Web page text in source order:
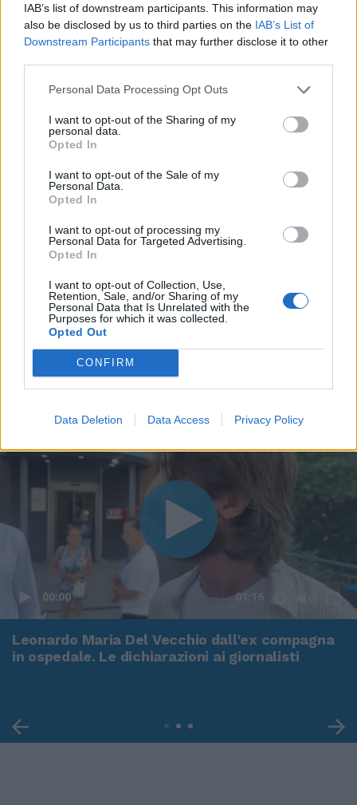
IAB’s list of downstream participants. This information may
also be disclosed by us to third parties on the IAB’s List of
Downstream Participants that may further disclose it to other
Personal Data Processing Opt Outs
I want to opt-out of the Sharing of my
personal data.
Opted In
I want to opt-out of the Sale of my
Personal Data.
Opted In
I want to opt-out of processing my
Personal Data for Targeted Advertising.
Opted In
I want to opt-out of Collection, Use,
Retention, Sale, and/or Sharing of my
Personal Data that Is Unrelated with the
Purposes for which it was collected.
Opted Out
CONFIRM
Data Deletion Data Access Privacy Policy
00:00 01:16
Leonardo Maria Del Vecchio dall'ex compagna
in ospedale. Le dichiarazioni ai giornalisti